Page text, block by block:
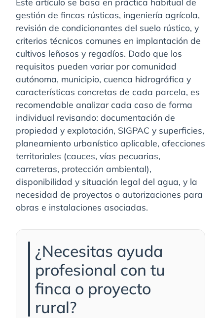
gestión de fincas rústicas, ingeniería agrícola,
revisión de condicionantes del suelo rústico, y
criterios técnicos comunes en implantación de
cultivos leñosos y regadíos. Dado que los
requisitos pueden variar por comunidad
autónoma, municipio, cuenca hidrográfica y
características concretas de cada parcela, es
recomendable analizar cada caso de forma
individual revisando: documentación de
propiedad y explotación, SIGPAC y superficies,
planeamiento urbanístico aplicable, afecciones
territoriales (cauces, vías pecuarias,
carreteras, protección ambiental),
disponibilidad y situación legal del agua, y la
necesidad de proyectos o autorizaciones para
obras e instalaciones asociadas.
¿Necesitas ayuda
profesional con tu
finca o proyecto
rural?